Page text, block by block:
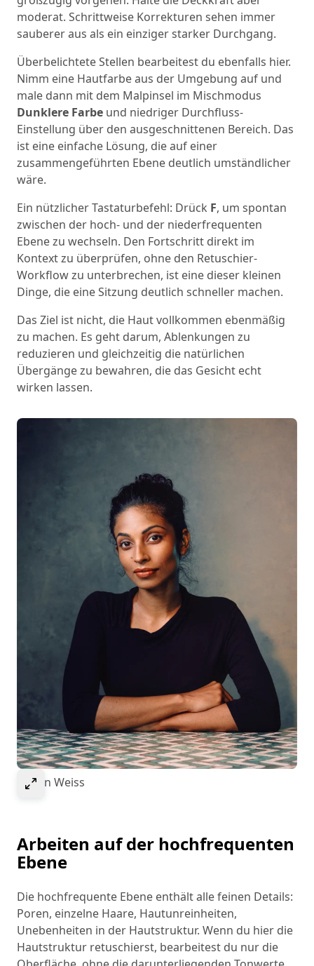
moderat. Schrittweise Korrekturen sehen immer
sauberer aus als ein einziger starker Durchgang.
Überbelichtete Stellen bearbeitest du ebenfalls hier.
Nimm eine Hautfarbe aus der Umgebung auf und
male dann mit dem Malpinsel im Mischmodus
Dunklere Farbe und niedriger Durchfluss-
Einstellung über den ausgeschnittenen Bereich. Das
ist eine einfache Lösung, die auf einer
zusammengeführten Ebene deutlich umständlicher
wäre.
Ein nützlicher Tastaturbefehl: Drück F, um spontan
zwischen der hoch- und der niederfrequenten
Ebene zu wechseln. Den Fortschritt direkt im
Kontext zu überprüfen, ohne den Retuschier-
Workflow zu unterbrechen, ist eine dieser kleinen
Dinge, die eine Sitzung deutlich schneller machen.
Das Ziel ist nicht, die Haut vollkommen ebenmäßig
zu machen. Es geht darum, Ablenkungen zu
reduzieren und gleichzeitig die natürlichen
Übergänge zu bewahren, die das Gesicht echt
wirken lassen.
Select to expand image
© Ivan Weiss
Arbeiten auf der hochfrequenten
Ebene
Die hochfrequente Ebene enthält alle feinen Details:
Poren, einzelne Haare, Hautunreinheiten,
Unebenheiten in der Hautstruktur. Wenn du hier die
Hautstruktur retuschierst, bearbeitest du nur die